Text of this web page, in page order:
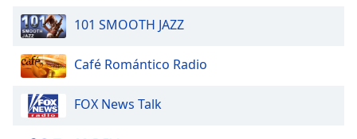
101 SMOOTH JAZZ
Café Romántico Radio
FOX News Talk